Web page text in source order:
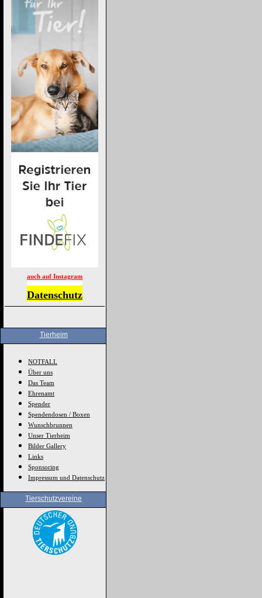
auch auf Instagram
Datenschutz
Tierheim
NOTFALL
Über uns
Das Team
Ehrenamt
Spender
Spendendosen / Boxen
Wunschbrunnen
Unser Tierheim
Bilder Gallery
Links
Sponsoring
Impressum und Datenschutz
Tierschutzvereine